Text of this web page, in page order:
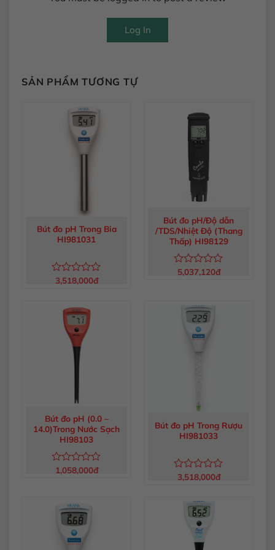
Log In
SẢN PHẨM TƯƠNG TỰ
Bút đo pH Trong Bia
HI981031
Được
sao
3,518,000đ
Bút đo pH/Độ dẫn
/TDS/Nhiệt Độ (Thang
Thấp) HI98129
Được
sao
5,037,120đ
Bút đo pH (0.0 –
14.0)Trong Nước Sạch
HI98103
Được
sao
1,058,000đ
Bút đo pH Trong Rượu
HI981033
Được
3,518,000đ